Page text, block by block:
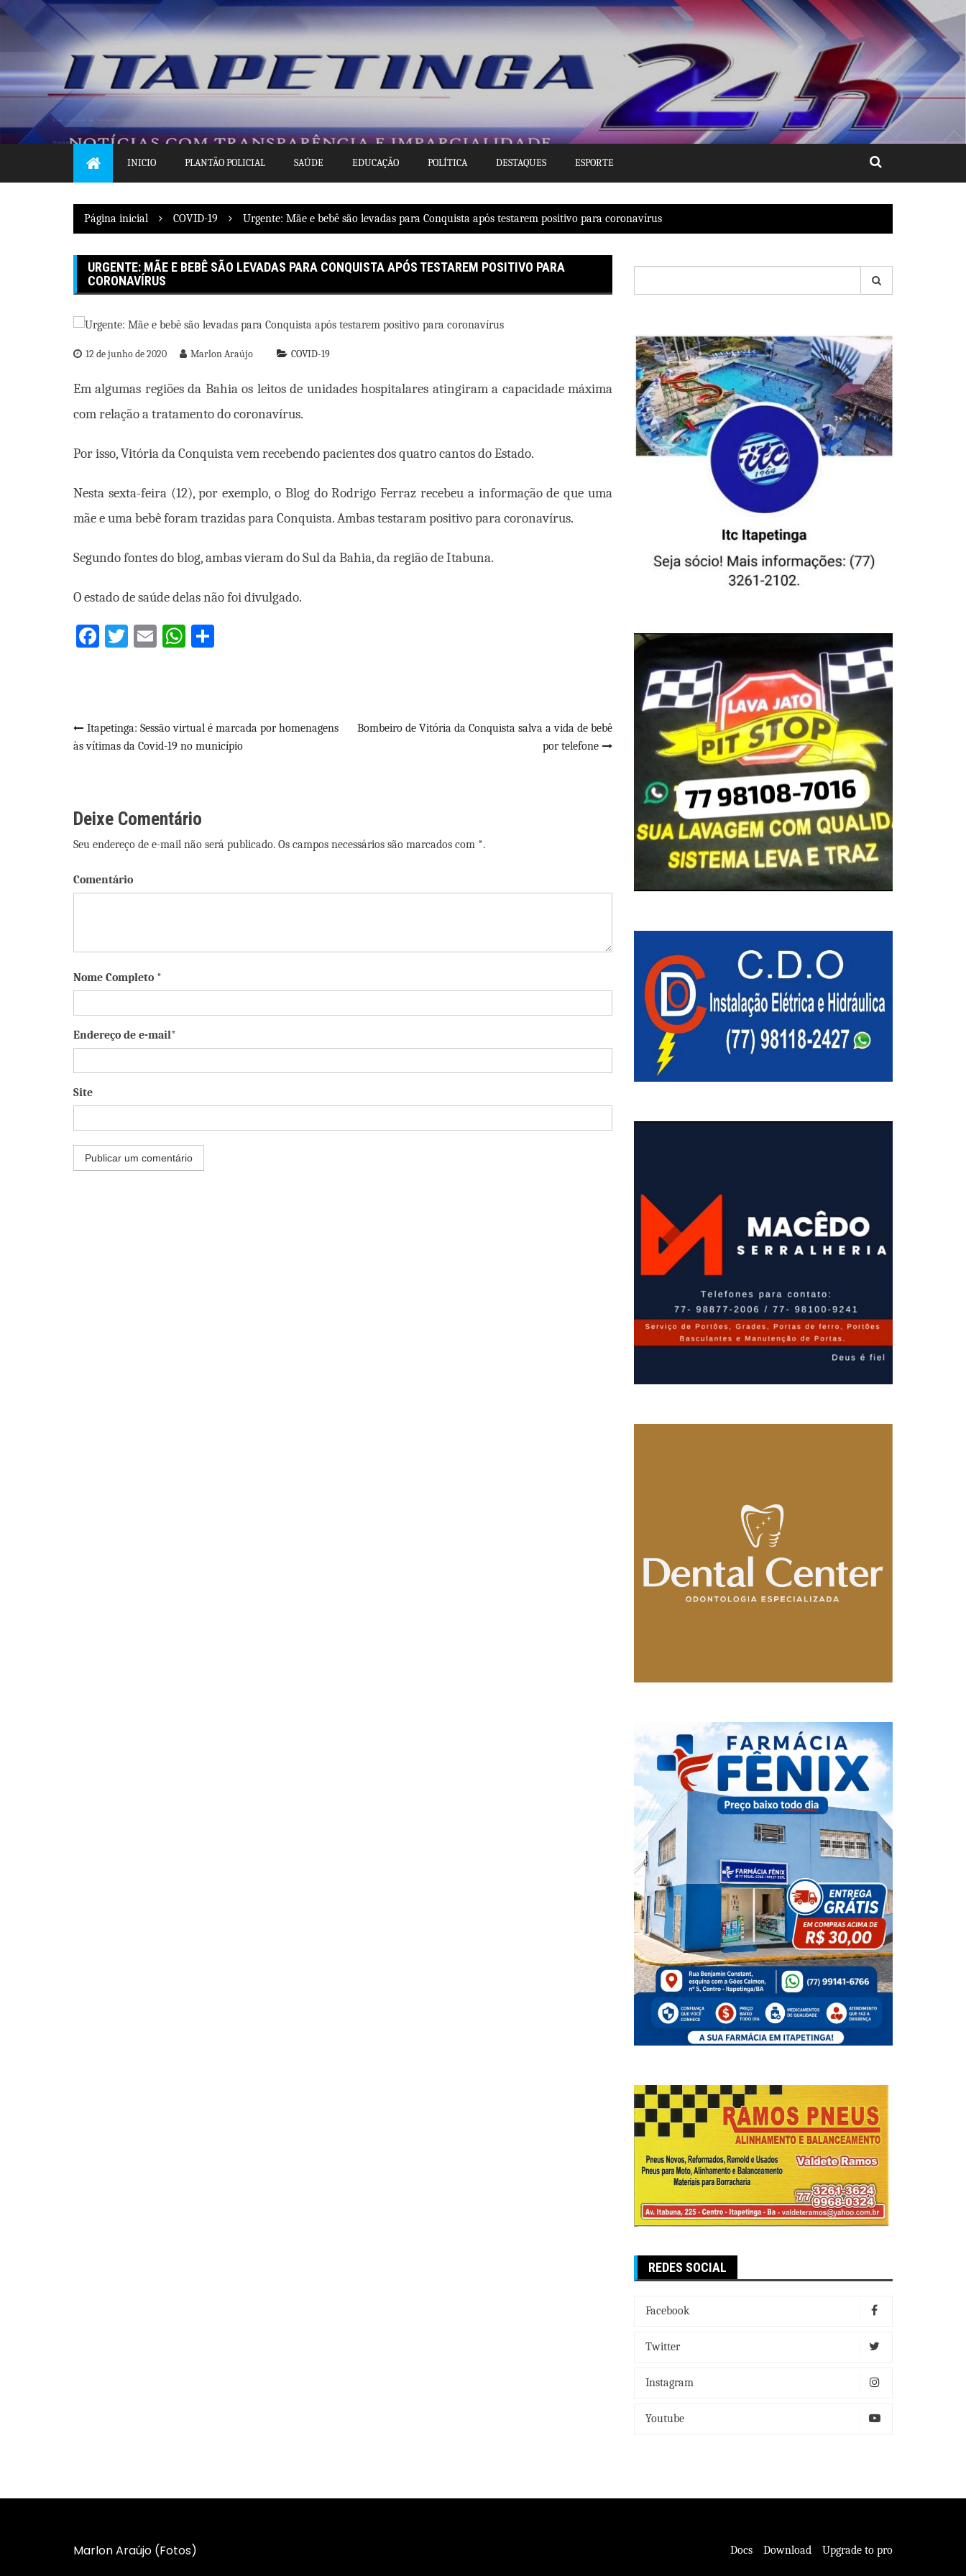
Pular
para
INICIO PLANTÃO POLICIAL SAÚDE EDUCAÇÃO POLÍTICA DESTAQUES ESPORTE
Página inicial COVID-19 Urgente: Mãe e bebê são levadas para Conquista após testarem positivo para coronavírus
URGENTE: MÃE E BEBÊ SÃO LEVADAS PARA CONQUISTA APÓS TESTAREM POSITIVO PARA
CORONAVÍRUS
12 de junho de 2020 Marlon Araújo COVID-19
Em algumas regiões da Bahia os leitos de unidades hospitalares atingiram a capacidade máxima
com relação a tratamento do coronavírus.
Por isso, Vitória da Conquista vem recebendo pacientes dos quatro cantos do Estado.
Nesta sexta-feira (12), por exemplo, o Blog do Rodrigo Ferraz recebeu a informação de que uma
mãe e uma bebê foram trazidas para Conquista. Ambas testaram positivo para coronavírus.
Segundo fontes do blog, ambas vieram do Sul da Bahia, da região de Itabuna.
O estado de saúde delas não foi divulgado.
Facebook
Twitter
EmailWhatsApp
Navegação
Post
Itapetinga: Sessão virtual é marcada por homenagens
às vítimas da Covid-19 no município
Bombeiro de Vitória da Conquista salva a vida de bebê
por telefone
Deixe Comentário
Seu endereço de e-mail não será publicado. Os campos necessários são marcados com *.
Comentário
Nome Completo *
Endereço de e-mail*
Site
por:
REDES SOCIAL
Facebook
Twitter
Instagram
Youtube
Marlon Araújo (Fotos) Docs Download Upgrade to pro